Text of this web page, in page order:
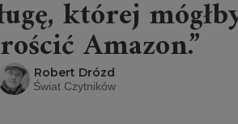
której
Amazon.”
Robert Drózd
Świat Czytników